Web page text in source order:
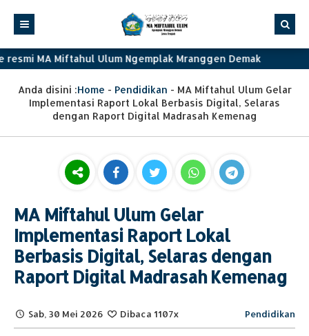
MA Miftahul Ulum Ngemplak Mranggen Demak
Anda disini :Home - Pendidikan - MA Miftahul Ulum Gelar
Implementasi Raport Lokal Berbasis Digital, Selaras
dengan Raport Digital Madrasah Kemenag
MA Miftahul Ulum Gelar
Implementasi Raport Lokal
Berbasis Digital, Selaras dengan
Raport Digital Madrasah Kemenag
Sab, 30 Mei 2026 Dibaca 1107x Pendidikan